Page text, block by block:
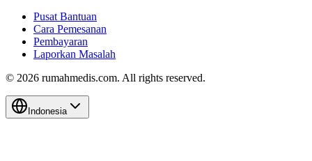
Pusat Bantuan
Cara Pemesanan
Pembayaran
Laporkan Masalah
© 2026 rumahmedis.com. All rights reserved.
Indonesia